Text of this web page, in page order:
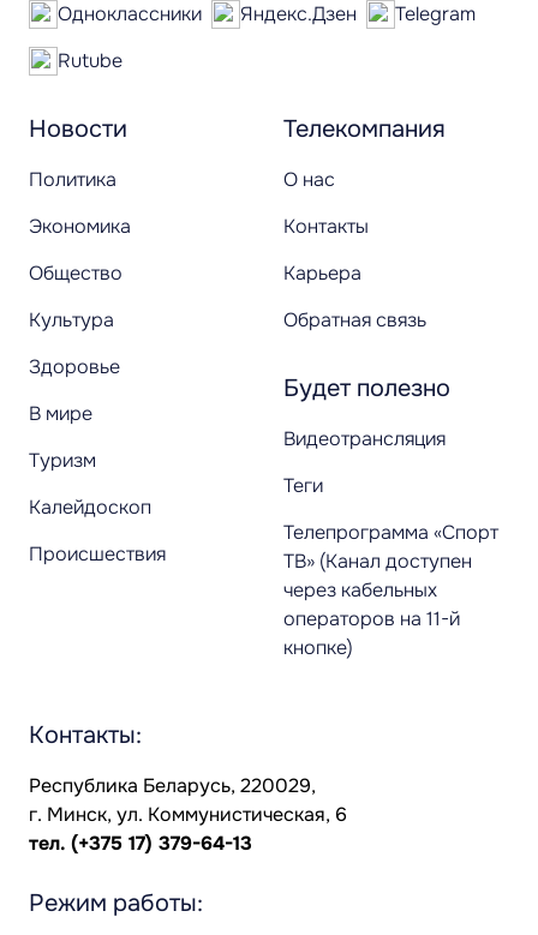
Новости
Политика
Экономика
Общество
Культура
Здоровье
В мире
Туризм
Калейдоскоп
Происшествия
Телекомпания
О нас
Контакты
Карьера
Обратная связь
Будет полезно
Видеотрансляция
Теги
Телепрограмма «Спорт
ТВ» (Канал доступен
через кабельных
операторов на 11-й
кнопке)
Одноклассники
Яндекс.Дзен
Telegram
Rutube
Контакты:
Республика Беларусь, 220029,
г. Минск, ул. Коммунистическая, 6
тел. (+375 17) 379-64-13
Режим работы: